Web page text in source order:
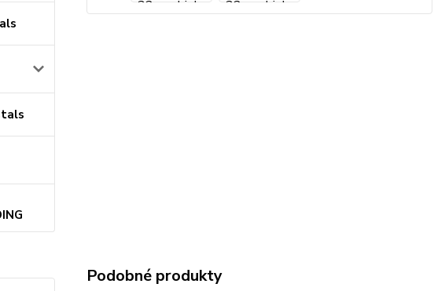
Podobné produkty